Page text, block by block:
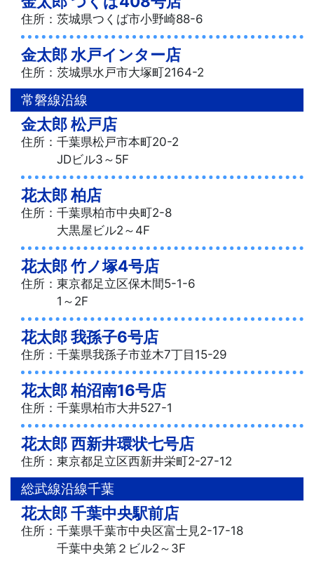
住所：茨城県つくば市小野崎88-6
金太郎 水戸インター店
住所：茨城県水戸市大塚町2164-2
常磐線沿線
金太郎 松戸店
住所：千葉県松戸市本町20-2
JDビル3～5F
花太郎 柏店
住所：千葉県柏市中央町2-8
大黒屋ビル2～4F
花太郎 竹ノ塚4号店
住所：東京都足立区保木間5-1-6
1～2F
花太郎 我孫子6号店
住所：千葉県我孫子市並木7丁目15-29
花太郎 柏沼南16号店
住所：千葉県柏市大井527-1
花太郎 西新井環状七号店
住所：東京都足立区西新井栄町2-27-12
総武線沿線千葉
花太郎 千葉中央駅前店
住所：千葉県千葉市中央区富士見2-17-18
千葉中央第２ビル2～3F